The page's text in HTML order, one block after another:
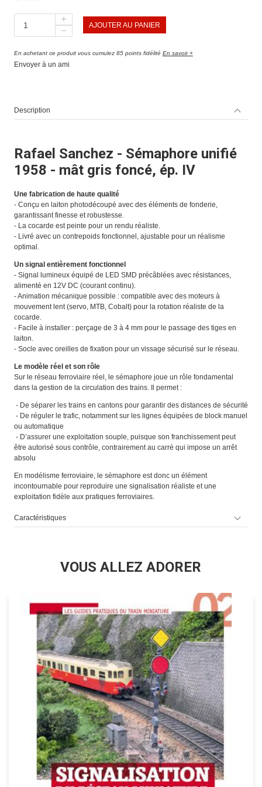
AJOUTER AU PANIER
En achetant ce produit vous cumulez 85 points fidélité En savoir +
Envoyer à un ami
Description
Rafael Sanchez - Sémaphore unifié
1958 - mât gris foncé, ép. IV
Une fabrication de haute qualité
- Conçu en laiton photodécoupé avec des éléments de fonderie,
garantissant finesse et robustesse.
- La cocarde est peinte pour un rendu réaliste.
- Livré avec un contrepoids fonctionnel, ajustable pour un réalisme
optimal.
Un signal entièrement fonctionnel
- Signal lumineux équipé de LED SMD précâblées avec résistances,
alimenté en 12V DC (courant continu).
- Animation mécanique possible : compatible avec des moteurs à
mouvement lent (servo, MTB, Cobalt) pour la rotation réaliste de la
cocarde.
- Facile à installer : perçage de 3 à 4 mm pour le passage des tiges en
laiton.
- Socle avec oreilles de fixation pour un vissage sécurisé sur le réseau.
Le modèle réel et son rôle
Sur le réseau ferroviaire réel, le sémaphore joue un rôle fondamental
dans la gestion de la circulation des trains. Il permet :
- De séparer les trains en cantons pour garantir des distances de sécurité
- De réguler le trafic, notamment sur les lignes équipées de block manuel
ou automatique
- D’assurer une exploitation souple, puisque son franchissement peut
être autorisé sous contrôle, contrairement au carré qui impose un arrêt
absolu
En modélisme ferroviaire, le sémaphore est donc un élément
incontournable pour reproduire une signalisation réaliste et une
exploitation fidèle aux pratiques ferroviaires.
Caractéristiques
VOUS ALLEZ ADORER